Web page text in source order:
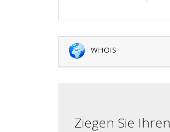
WHOIS
Ziegen Sie